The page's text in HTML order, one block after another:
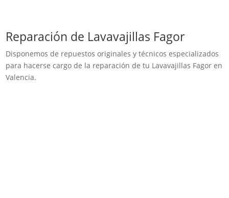
Reparación de Lavavajillas Fagor
Disponemos de repuestos originales y técnicos especializados
para hacerse cargo de la reparación de tu Lavavajillas Fagor en
Valencia.